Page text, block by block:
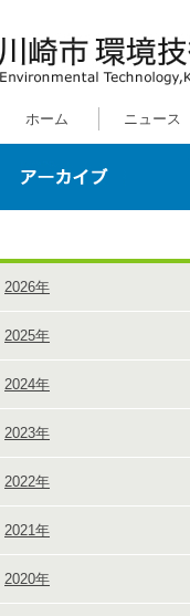
ホーム ニュース
2026年
2025年
2024年
2023年
2022年
2021年
2020年